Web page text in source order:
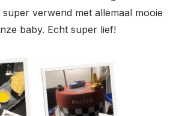
verwend met allemaal mooie
baby. Echt super lief!